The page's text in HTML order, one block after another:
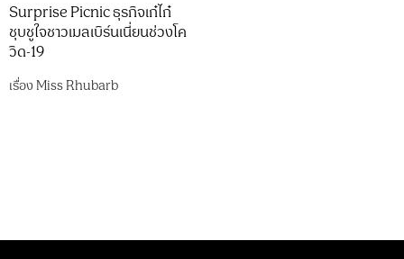
Surprise Picnic ธุรกิจเก๋ไก๋
ชุบชูใจชาวเมลเบิร์นเนี่ยนช่วงโค
วิด-19
เรื่อง Miss Rhubarb